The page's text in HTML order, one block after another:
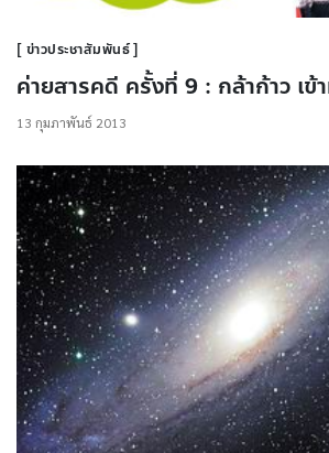
ข่าวประชาสัมพันธ์
ค่ายสารคดี ครั้งที่ 9 : กล้าก้าว เข้
13 กุมภาพันธ์ 2013